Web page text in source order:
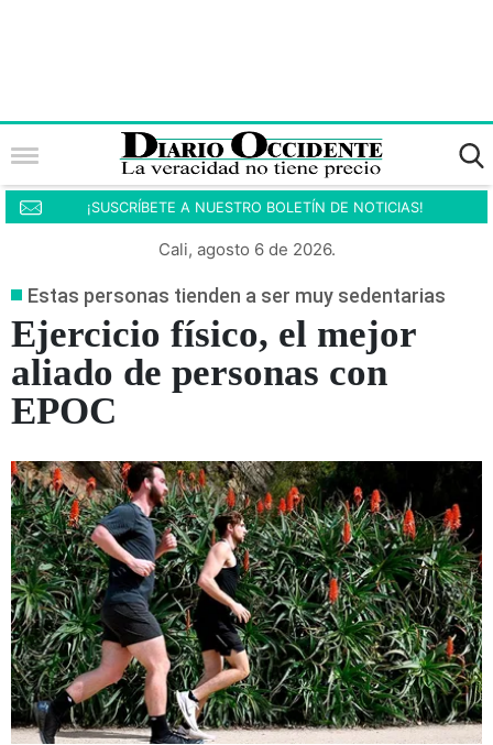
¡SUSCRÍBETE A NUESTRO BOLETÍN DE NOTICIAS!
Cali, agosto 6 de 2026.
Estas personas tienden a ser muy sedentarias
Ejercicio físico, el mejor
aliado de personas con
EPOC